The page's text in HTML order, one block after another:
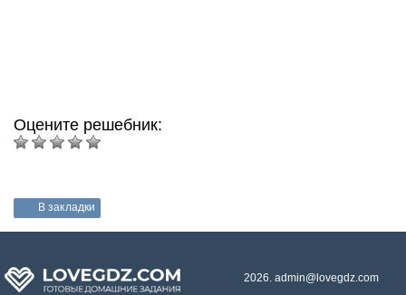
Оцените решебник:
В закладки
2026. admin@lovegdz.com